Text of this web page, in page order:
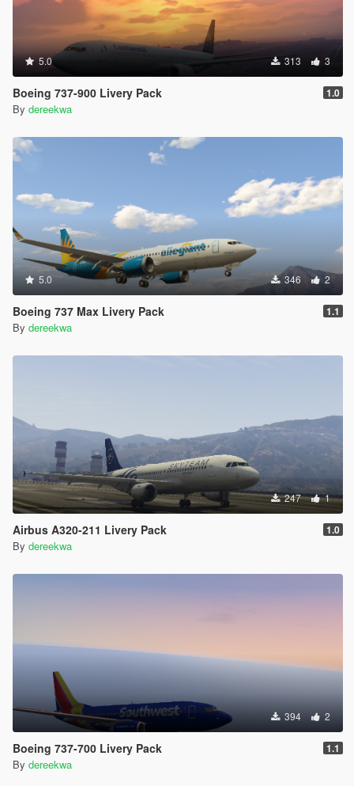
5.0 313 3
Boeing 737-900 Livery Pack 1.0
By dereekwa
5.0 346 2
Boeing 737 Max Livery Pack 1.1
By dereekwa
247 1
Airbus A320-211 Livery Pack 1.0
By dereekwa
394 2
Boeing 737-700 Livery Pack 1.1
By dereekwa